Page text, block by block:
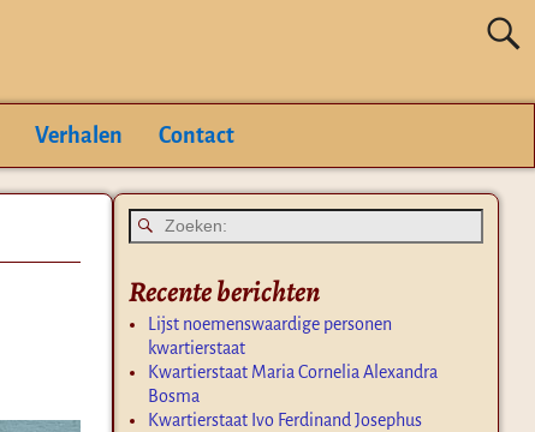
Verhalen Contact
Recente berichten
Lijst noemenswaardige personen
kwartierstaat
Kwartierstaat Maria Cornelia Alexandra
Bosma
Kwartierstaat Ivo Ferdinand Josephus